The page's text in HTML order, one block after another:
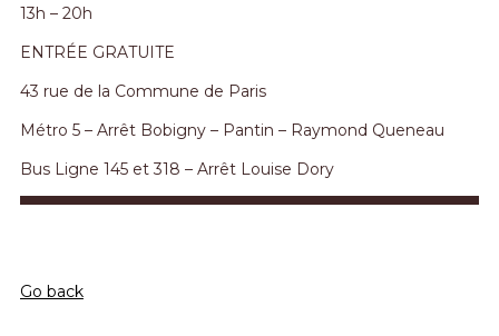
13h – 20h
ENTRÉE GRATUITE
43 rue de la Commune de Paris
Métro 5 – Arrêt Bobigny – Pantin – Raymond Queneau
Bus Ligne 145 et 318 – Arrêt Louise Dory
Go back